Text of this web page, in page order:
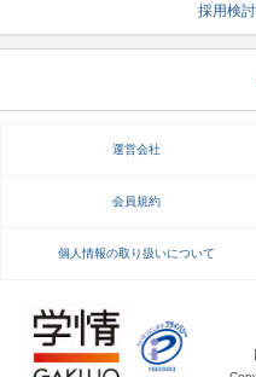
採用検
運営会社
会員規約
個人情報の取り扱いについて